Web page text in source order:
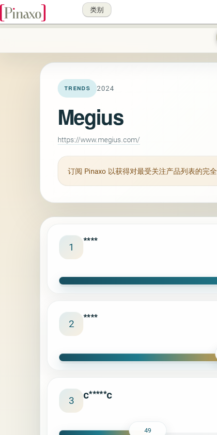
类别
TRENDS 2024
Megius
https://www.megius.com/
订阅 Pinaxo 以获得对最受关注产品列表的完
1 ****
2 ****
3 c*****c
49